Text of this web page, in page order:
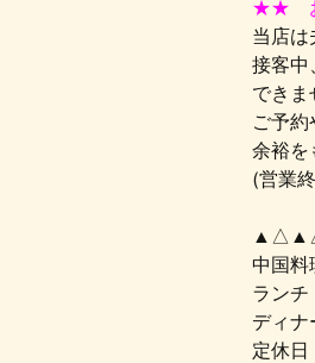
★★
当店は
接客中
できま
ご予
余裕を
(営業
中国料
ランチ
ディナ
定休日